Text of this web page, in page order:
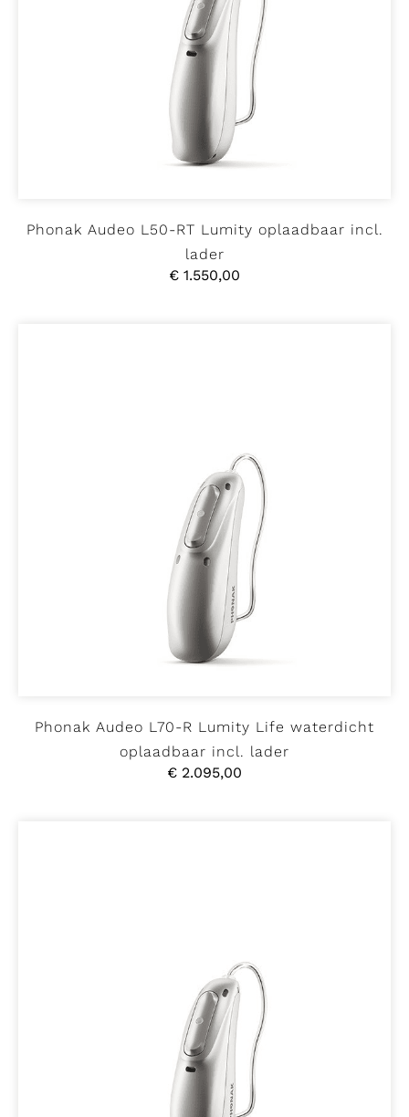
Phonak Audeo L50-RT Lumity oplaadbaar incl.
lader
€ 1.550,00
Phonak Audeo L70-R Lumity Life waterdicht
oplaadbaar incl. lader
€ 2.095,00